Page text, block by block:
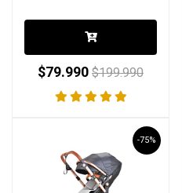
$79.990 $199.990
-75%